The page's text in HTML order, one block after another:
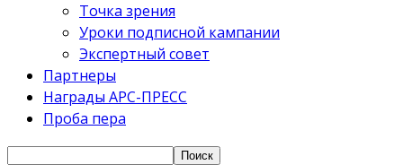
Точка зрения
Уроки подписной кампании
Экспертный совет
Партнеры
Награды АРС-ПРЕСС
Проба пера